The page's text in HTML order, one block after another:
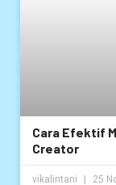
Cara Efektif
Creator
vikalintani 25